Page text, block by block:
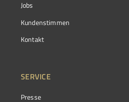
Jobs
Kundenstimmen
Kontakt
SERVICE
Presse